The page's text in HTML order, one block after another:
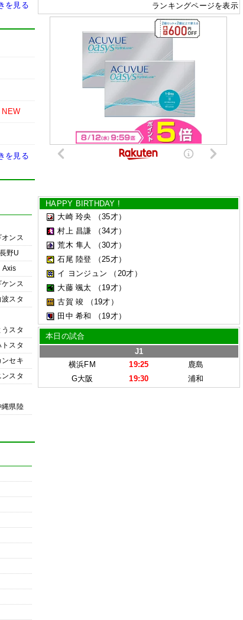
を見る
NEW
を見る
オンス
長野U
Axis
ケンス
波スタ
うスタ
トスタ
ンセキ
ンスタ
縄県陸
ランキングページを表示
HAPPY BIRTHDAY !
大崎 玲央
（35才）
村上 昌謙
（34才）
荒木 隼人
（30才）
石尾 陸登
（25才）
イ ヨンジュン
（20才）
大藤 颯太
（19才）
古賀 竣
（19才）
田中 希和
（19才）
本日の試合
J1
横浜FM
19:25
鹿島
G大阪
19:30 浦和